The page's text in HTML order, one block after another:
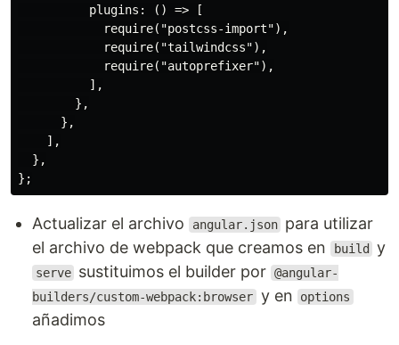
          plugins: () => [
            require("postcss-import"),
            require("tailwindcss"),
            require("autoprefixer"),
          ],
        },
      },
    ],
  },
Actualizar el archivo angular.json para utilizar
el archivo de webpack que creamos en
build y
serve sustituimos el builder por @angular-
builders/custom-webpack:browser y en options
añadimos